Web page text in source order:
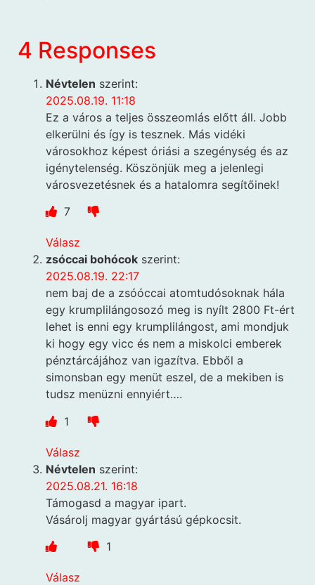
4 Responses
Névtelen szerint:
2025.08.19. 11:18
Ez a város a teljes összeomlás előtt áll. Jobb
elkerülni és így is tesznek. Más vidéki
városokhoz képest óriási a szegénység és az
igénytelenség. Köszönjük meg a jelenlegi
városvezetésnek és a hatalomra segítőinek!
7
Válasz
zsóccai bohócok szerint:
2025.08.19. 22:17
nem baj de a zsóóccai atomtudósoknak hála
egy krumplilángosozó meg is nyílt 2800 Ft-ért
lehet is enni egy krumplilángost, ami mondjuk
ki hogy egy vicc és nem a miskolci emberek
pénztárcájához van igazítva. Ebből a
simonsban egy menüt eszel, de a mekiben is
tudsz menüzni ennyiért….
1
Válasz
Névtelen szerint:
2025.08.21. 16:18
Támogasd a magyar ipart.
Vásárolj magyar gyártású gépkocsit.
1
Válasz